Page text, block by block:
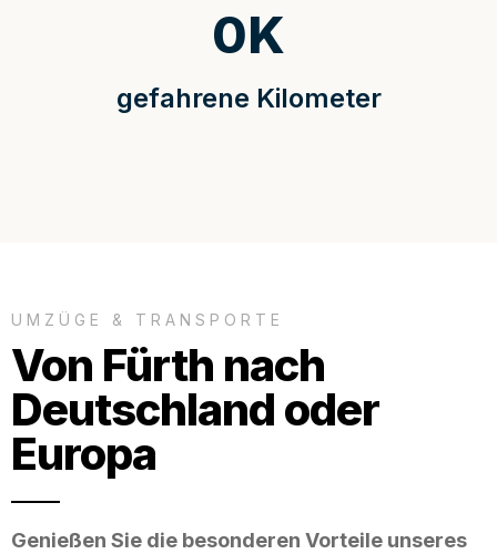
gefahrene Kilometer
0K
UMZÜGE & TRANSPORTE
Von Fürth nach
Deutschland oder
Europa
Genießen Sie die besonderen Vorteile unseres